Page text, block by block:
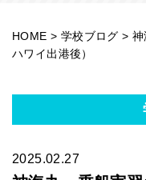
HOME > 学校ブログ >
ハワイ出港後）
2025.02.27